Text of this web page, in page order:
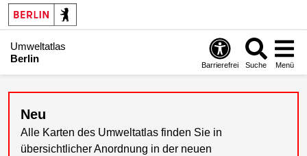
Umweltatlas
Berlin
Barrierefrei Suche Menü
Neu
Alle Karten des Umweltatlas finden Sie in
übersichtlicher Anordnung in der neuen